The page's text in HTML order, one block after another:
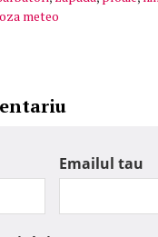
meteo
Emailul tau